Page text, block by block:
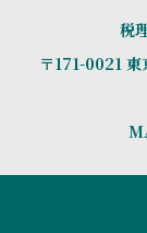
なお、５年
担当しまし
相続対策も
ておられます
当時、一括
提案される
するよう
はすべて解除
すことが出
5年前に東証
業員300名弱
増収増益を
士顧問契約
算診断提案書
なお、当時
当事務所は
スを実施し
①運用商品含
税
〒171-0021